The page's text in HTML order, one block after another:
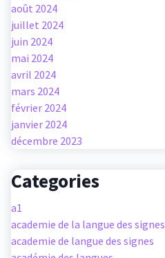
août 2024
juillet 2024
juin 2024
mai 2024
avril 2024
mars 2024
février 2024
janvier 2024
décembre 2023
Categories
a1
academie de la langue des signes
academie de langue des signes